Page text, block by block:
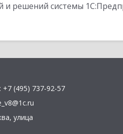
и решений системы
+7 (495) 737-92-57
, улица